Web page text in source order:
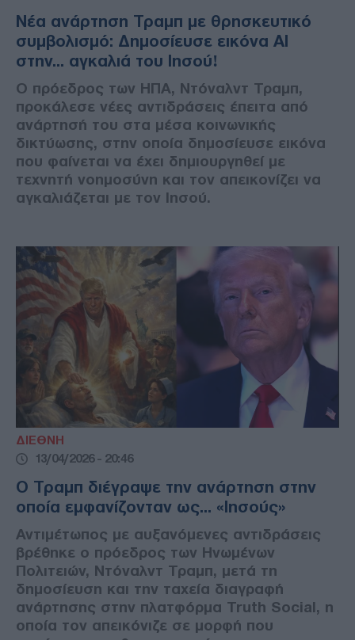
Νέα ανάρτηση Τραμπ με θρησκευτικό
συμβολισμό: Δημοσίευσε εικόνα ΑΙ
στην... αγκαλιά του Ιησού!
Ο πρόεδρος των ΗΠΑ, Ντόναλντ Τραμπ,
προκάλεσε νέες αντιδράσεις έπειτα από
ανάρτησή του στα μέσα κοινωνικής
δικτύωσης, στην οποία δημοσίευσε εικόνα
που φαίνεται να έχει δημιουργηθεί με
τεχνητή νοημοσύνη και τον απεικονίζει να
αγκαλιάζεται με τον Ιησού.
ΔΙΕΘΝΗ
13/04/2026 - 20:46
Ο Τραμπ διέγραψε την ανάρτηση στην
οποία εμφανίζονταν ως... «Ιησούς»
Αντιμέτωπος με αυξανόμενες αντιδράσεις
βρέθηκε ο πρόεδρος των Ηνωμένων
Πολιτειών, Ντόναλντ Τραμπ, μετά τη
δημοσίευση και την ταχεία διαγραφή
ανάρτησης στην πλατφόρμα Truth Social, η
οποία τον απεικόνιζε σε μορφή που